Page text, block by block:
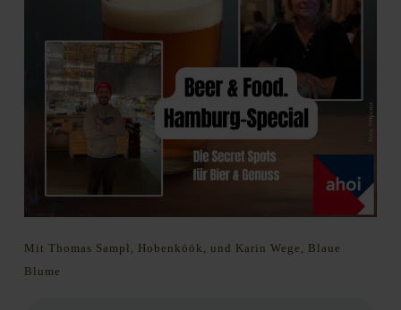
Mit Thomas Sampl, Hobenköök, und Karin Wege, Blaue
Blume